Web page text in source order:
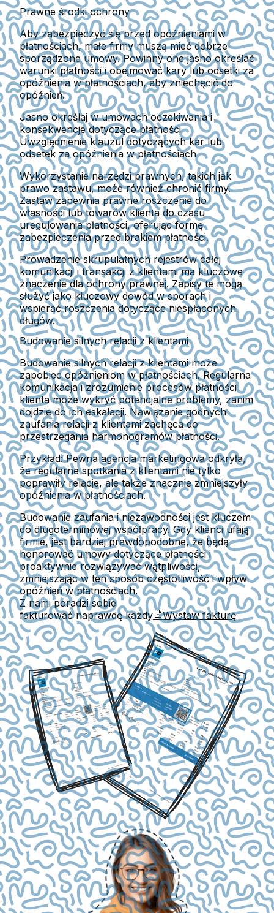
Prawne środki ochrony
Aby zabezpieczyć się przed opóźnieniami w
płatnościach, małe firmy muszą mieć dobrze
sporządzone umowy. Powinny one jasno określać
warunki płatności i obejmować kary lub odsetki za
opóźnienia w płatnościach, aby zniechęcić do
opóźnień.
Jasno określaj w umowach oczekiwania i
konsekwencje dotyczące płatności
Uwzględnienie klauzul dotyczących kar lub
odsetek za opóźnienia w płatnościach
Wykorzystanie narzędzi prawnych, takich jak
prawo zastawu, może również chronić firmy.
Zastaw zapewnia prawne roszczenie do
własności lub towarów klienta do czasu
uregulowania płatności, oferując formę
zabezpieczenia przed brakiem płatności.
Prowadzenie skrupulatnych rejestrów całej
komunikacji i transakcji z klientami ma kluczowe
znaczenie dla ochrony prawnej. Zapisy te mogą
służyć jako kluczowy dowód w sporach i
wspierać roszczenia dotyczące niespłaconych
długów.
Budowanie silnych relacji z klientami
Budowanie silnych relacji z klientami może
zapobiec opóźnieniom w płatnościach. Regularna
komunikacja i zrozumienie procesów płatności
klienta może wykryć potencjalne problemy, zanim
dojdzie do ich eskalacji. Nawiązanie godnych
zaufania relacji z klientami zachęca do
przestrzegania harmonogramów płatności.
Przykład:Pewna agencja marketingowa odkryła,
że regularne spotkania z klientami nie tylko
poprawiły relacje, ale także znacznie zmniejszyły
opóźnienia w płatnościach.
Budowanie zaufania i niezawodności jest kluczem
do długoterminowej współpracy. Gdy klienci ufają
firmie, jest bardziej prawdopodobne, że będą
honorować umowy dotyczące płatności i
proaktywnie rozwiązywać wątpliwości,
zmniejszając w ten sposób częstotliwość i wpływ
opóźnień w płatnościach.
Z nami poradzi sobie
fakturować naprawdę każdy
Wystaw fakturę